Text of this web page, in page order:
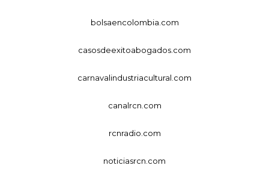
bolsaencolombia.com
casosdeexitoabogados.com
carnavalindustriacultural.com
canalrcn.com
rcnradio.com
noticiasrcn.com